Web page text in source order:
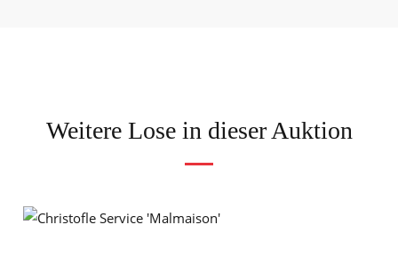
Weitere Lose in dieser Auktion